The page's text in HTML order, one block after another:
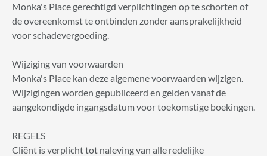
Monka's Place gerechtigd verplichtingen op te schorten of
de overeenkomst te ontbinden zonder aansprakelijkheid
voor schadevergoeding.
Wijziging van voorwaarden
Monka's Place kan deze algemene voorwaarden wijzigen.
Wijzigingen worden gepubliceerd en gelden vanaf de
aangekondigde ingangsdatum voor toekomstige boekingen.
REGELS
Cliënt is verplicht tot naleving van alle redelijke